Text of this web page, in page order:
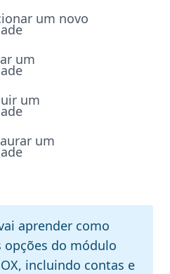
um novo
um
um
um
aprender como
do módulo
incluindo contas e